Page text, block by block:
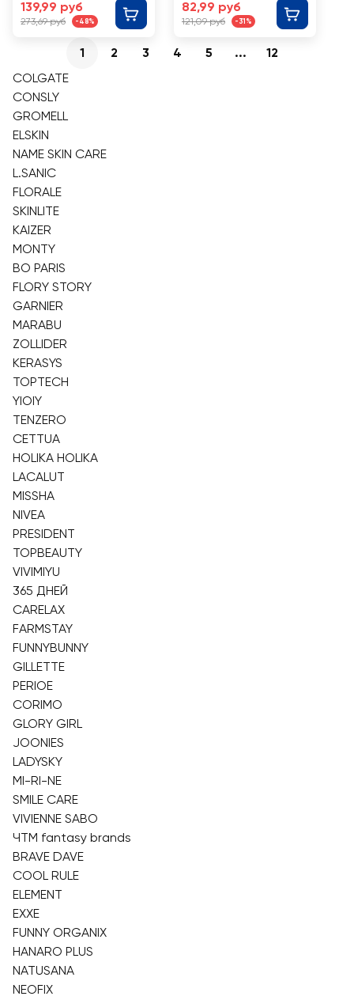
сухой кожи
139,99 руб
273,69 руб -48%
эффектом
ароматерапии
82,99 руб
121,09 руб -31%
1 2 3 4 5 ...
12
COLGATE
CONSLY
GROMELL
ELSKIN
NAME SKIN CARE
L.SANIC
FLORALE
SKINLITE
KAIZER
MONTY
BO PARIS
FLORY STORY
GARNIER
MARABU
ZOLLIDER
KERASYS
TOPTECH
YIOIY
TENZERO
CETTUA
HOLIKA HOLIKA
LACALUT
MISSHA
NIVEA
PRESIDENT
TOPBEAUTY
VIVIMIYU
365 ДНЕЙ
CARELAX
FARMSTAY
FUNNYBUNNY
GILLETTE
PERIOE
CORIMO
GLORY GIRL
JOONIES
LADYSKY
MI-RI-NE
SMILE CARE
VIVIENNE SABO
ЧТМ fantasy brands
BRAVE DAVE
COOL RULE
ELEMENT
EXXE
FUNNY ORGANIX
HANARO PLUS
NATUSANA
NEOFIX